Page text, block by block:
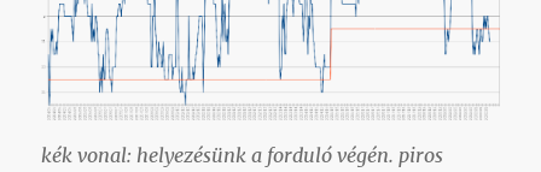
kék vonal: helyezésünk a forduló végén. piros